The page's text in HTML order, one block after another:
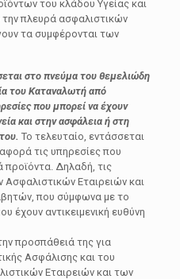
του κλάδου Υγείας και
πλευρά ασφαλιστικών
τα συμφέρονται των
στο πνεύμα του θεμελιώδη
του Καταναλωτή από
που μπορεί να έχουν
και στην ασφάλεια ή στη
Το τελευταίο, εντάσσεται
τις υπηρεσίες που
προϊόντα. Δηλαδή, τις
Εταιρειών και
που σύμφωνα με το
έχουν αντικειμενική ευθύνη
προσπάθειά της για
Ασφάλισης και του
Εταιρειών και των